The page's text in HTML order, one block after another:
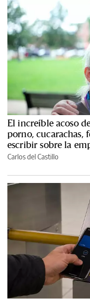
El increíble acoso
porno, cucarachas,
escribir sobre la
Carlos del Castillo